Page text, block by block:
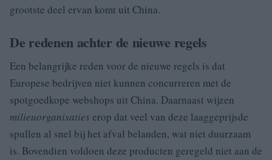
grootste deel ervan komt uit China.
De redenen achter de nieuwe regels
Een belangrijke reden voor de nieuwe regels is dat
Europese bedrijven niet kunnen concurreren met de
spotgoedkope webshops uit China. Daarnaast wijzen
milieuorganisaties erop dat veel van deze laaggeprijsde
spullen al snel bij het afval belanden, wat niet duurzaam
is. Bovendien voldoen deze producten geregeld niet aan de